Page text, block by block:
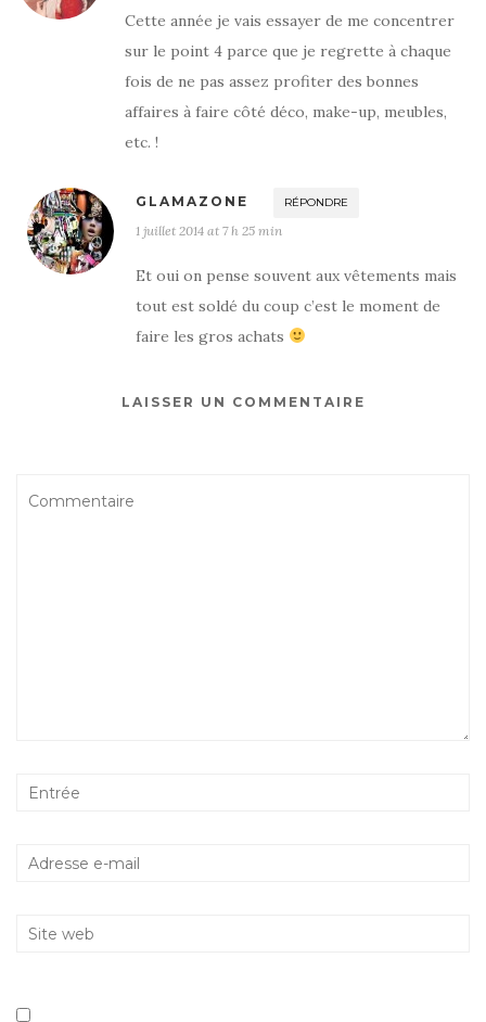
Cette année je vais essayer de me concentrer
sur le point 4 parce que je regrette à chaque
fois de ne pas assez profiter des bonnes
affaires à faire côté déco, make-up, meubles,
etc. !
GLAMAZONE RÉPONDRE
1 juillet 2014 at 7 h 25 min
Et oui on pense souvent aux vêtements mais
tout est soldé du coup c’est le moment de
faire les gros achats
LAISSER UN COMMENTAIRE